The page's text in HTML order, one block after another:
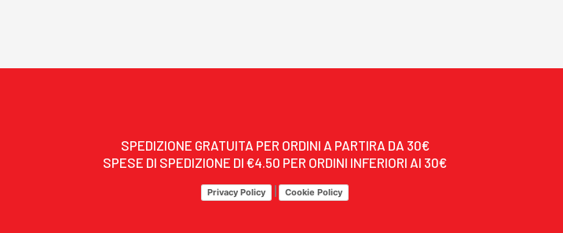
SPEDIZIONE GRATUITA PER ORDINI A PARTIRA DA 30€
SPESE DI SPEDIZIONE DI €4.50 PER ORDINI INFERIORI AI 30€
Privacy Policy | Cookie Policy